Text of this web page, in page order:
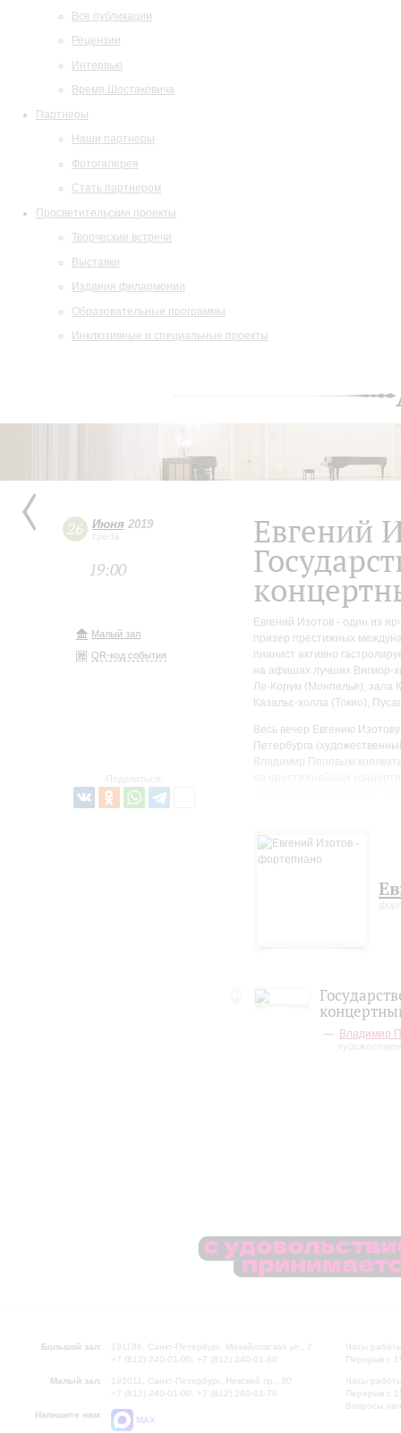
Все публикации
Рецензии
Интервью
Время Шостаковича
Партнеры
Наши партнеры
Фотогалерея
Стать партнером
Просветительские проекты
Творческие встречи
Выставки
Издания филармонии
Образовательные программы
Инклюзивные и специальные проекты
26 Июня 2019
среда
19:00
Малый зал
QR-код события
Поделиться:
Евгений
Евгений Изотов - один из
призер престижных
пианист активно
на афишах лучших Вигмор-
Ле-Корум (Монпелье), зала
Казальс-холла (Токио),
Весь вечер Евгению
Петербурга
Владимир Поповым
культурной жизни
музыкальной культуры.
Владимир
Большой зал:
191186, Санкт-Петербург, Михайловская ул., 2
+7 (812) 240-01-00, +7 (812) 240-01-80
Малый зал:
191011, Санкт-Петербург, Невский пр., 30
+7 (812) 240-01-00, +7 (812) 240-01-70
Напишите нам:
MAX
Часы
Перерыв с
Часы
Перерыв с
Вопросы